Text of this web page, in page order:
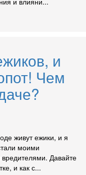
и
Чем
живут ежики, и я
моими
Давайте
и как с...